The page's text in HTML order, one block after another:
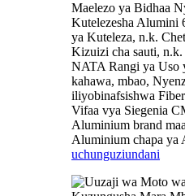
Maelezo ya Bidhaa
Kutelezesha Alumini
ya Kuteleza, n.k.
Kizuizi cha sauti,
NATA Rangi ya Uso
kahawa, mbao,
iliyobinafsishwa
Vifaa vya Siegenia
Aluminium brand
Aluminium chapa ya
uchunguziundani